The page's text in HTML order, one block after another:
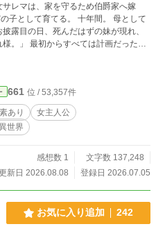
る。 十年間。 母として
間』だけをサレマへ押し付けるため
661 位 / 53,357件
あり
女主人公
世界
感想数 1
文字数 137,248
新日 2026.08.08
登録日 2026.07.05
お気に入り追加 242